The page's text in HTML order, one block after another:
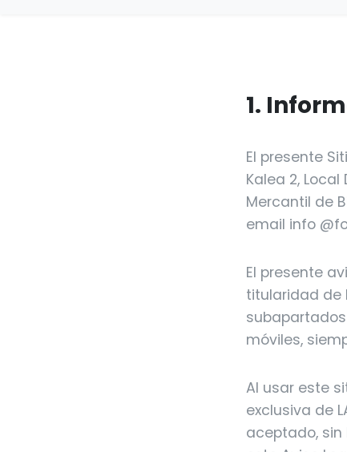
1.
El presente
Kalea 2, Local
Mercantil de
email info
El presente
titularidad de
móviles,
Al usar este
exclusiva de
aceptado,